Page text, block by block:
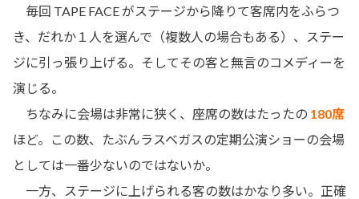
毎回 TAPE FACE がステージから降りて客席内をふらつ
き、だれか１人を選んで（複数人の場合もある）、ステー
ジに引っ張り上げる。そしてその客と無言のコメディーを
演じる。
ちなみに会場は非常に狭く、座席の数はたったの 180席
ほど。この数、たぶんラスベガスの定期公演ショーの会場
としては一番少ないのではないか。
一方、ステージに上げられる客の数はかなり多い。正確